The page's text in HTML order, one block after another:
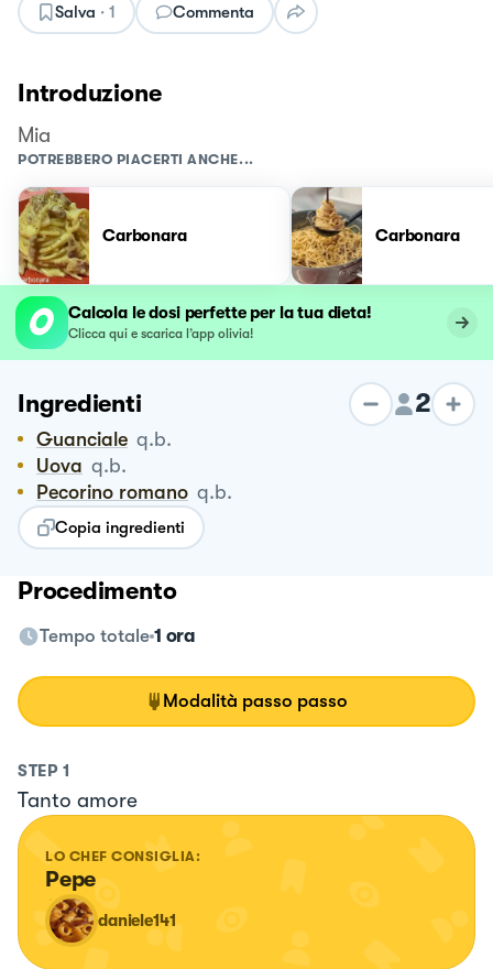
Salva · 1 Commenta
Introduzione
Mia
POTREBBERO PIACERTI ANCHE...
Carbonara Carbonara
Calcola le dosi perfette per la tua dieta!
Clicca qui e scarica l’app olivia!
Ingredienti 2
Guanciale q.b.
Uova q.b.
Pecorino romano q.b.
Copia ingredienti
Procedimento
Tempo totale 1 ora
Modalità passo passo
STEP 1
Tanto amore
LO CHEF CONSIGLIA:
Pepe
daniele141